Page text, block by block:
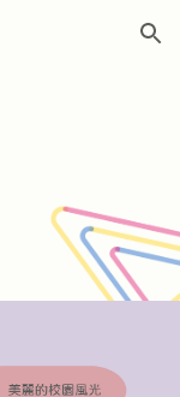
Skip to navigation